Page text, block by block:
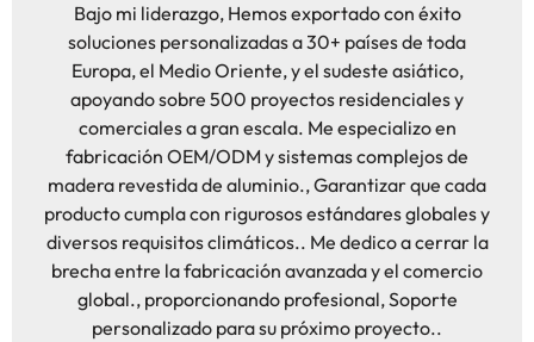
Bajo mi liderazgo, Hemos exportado con éxito
soluciones personalizadas a 30+ países de toda
Europa, el Medio Oriente, y el sudeste asiático,
apoyando sobre 500 proyectos residenciales y
comerciales a gran escala. Me especializo en
fabricación OEM/ODM y sistemas complejos de
madera revestida de aluminio., Garantizar que cada
producto cumpla con rigurosos estándares globales y
diversos requisitos climáticos.. Me dedico a cerrar la
brecha entre la fabricación avanzada y el comercio
global., proporcionando profesional, Soporte
personalizado para su próximo proyecto..